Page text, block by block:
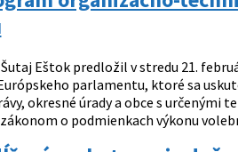
Eštok predložil v stredu 21.
parlamentu, ktoré sa
okresné úrady a obce s
o podmienkach výkonu